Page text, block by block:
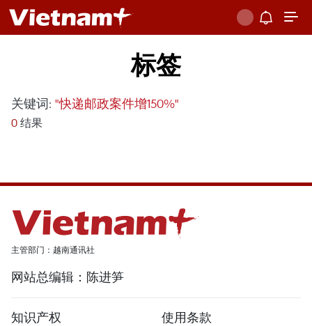
标签
关键词: "快递邮政案件增150%"
0 结果
主管部门：越南通讯社
网站总编辑：陈进笋
知识产权
使用条款